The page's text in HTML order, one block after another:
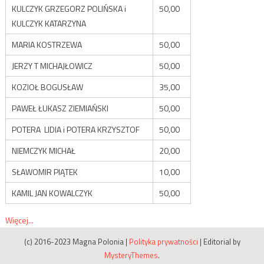
KULCZYK GRZEGORZ POLIŃSKA i
KULCZYK KATARZYNA
50,00
MARIA KOSTRZEWA
50,00
JERZY T MICHAJŁOWICZ
50,00
KOZIOŁ BOGUSŁAW
35,00
PAWEŁ ŁUKASZ ZIEMIAŃSKI
50,00
POTERA LIDIA i POTERA KRZYSZTOF
50,00
NIEMCZYK MICHAŁ
20,00
SŁAWOMIR PIĄTEK
10,00
KAMIL JAN KOWALCZYK
50,00
Więcej...
(c) 2016-2023 Magna Polonia | Polityka prywatności | Editorial by
MysteryThemes.